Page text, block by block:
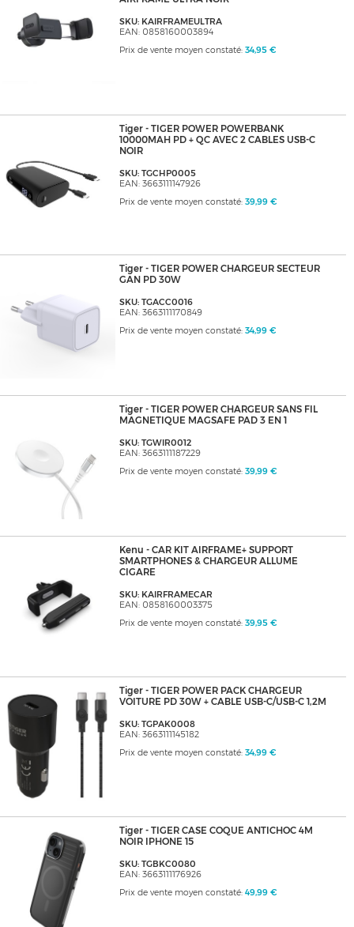
SKU: KAIRFRAMEULTRA
EAN: 0858160003894
Prix de vente moyen constaté: 34,95 €
Tiger - TIGER POWER POWERBANK
10000MAH PD + QC AVEC 2 CABLES USB-C
NOIR
SKU: TGCHP0005
EAN: 3663111147926
Prix de vente moyen constaté: 39,99 €
Tiger - TIGER POWER CHARGEUR SECTEUR
GAN PD 30W
SKU: TGACC0016
EAN: 3663111170849
Prix de vente moyen constaté: 34,99 €
Tiger - TIGER POWER CHARGEUR SANS FIL
MAGNETIQUE MAGSAFE PAD 3 EN 1
SKU: TGWIR0012
EAN: 3663111187229
Prix de vente moyen constaté: 39,99 €
Kenu - CAR KIT AIRFRAME+ SUPPORT
SMARTPHONES & CHARGEUR ALLUME
CIGARE
SKU: KAIRFRAMECAR
EAN: 0858160003375
Prix de vente moyen constaté: 39,95 €
Tiger - TIGER POWER PACK CHARGEUR
VOITURE PD 30W + CABLE USB-C/USB-C 1,2M
SKU: TGPAK0008
EAN: 3663111145182
Prix de vente moyen constaté: 34,99 €
Tiger - TIGER CASE COQUE ANTICHOC 4M
NOIR IPHONE 15
SKU: TGBKC0080
EAN: 3663111176926
Prix de vente moyen constaté: 49,99 €